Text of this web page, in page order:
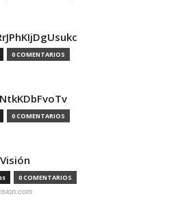
0 COMENTARIOS
0 COMENTARIOS
0 COMENTARIOS